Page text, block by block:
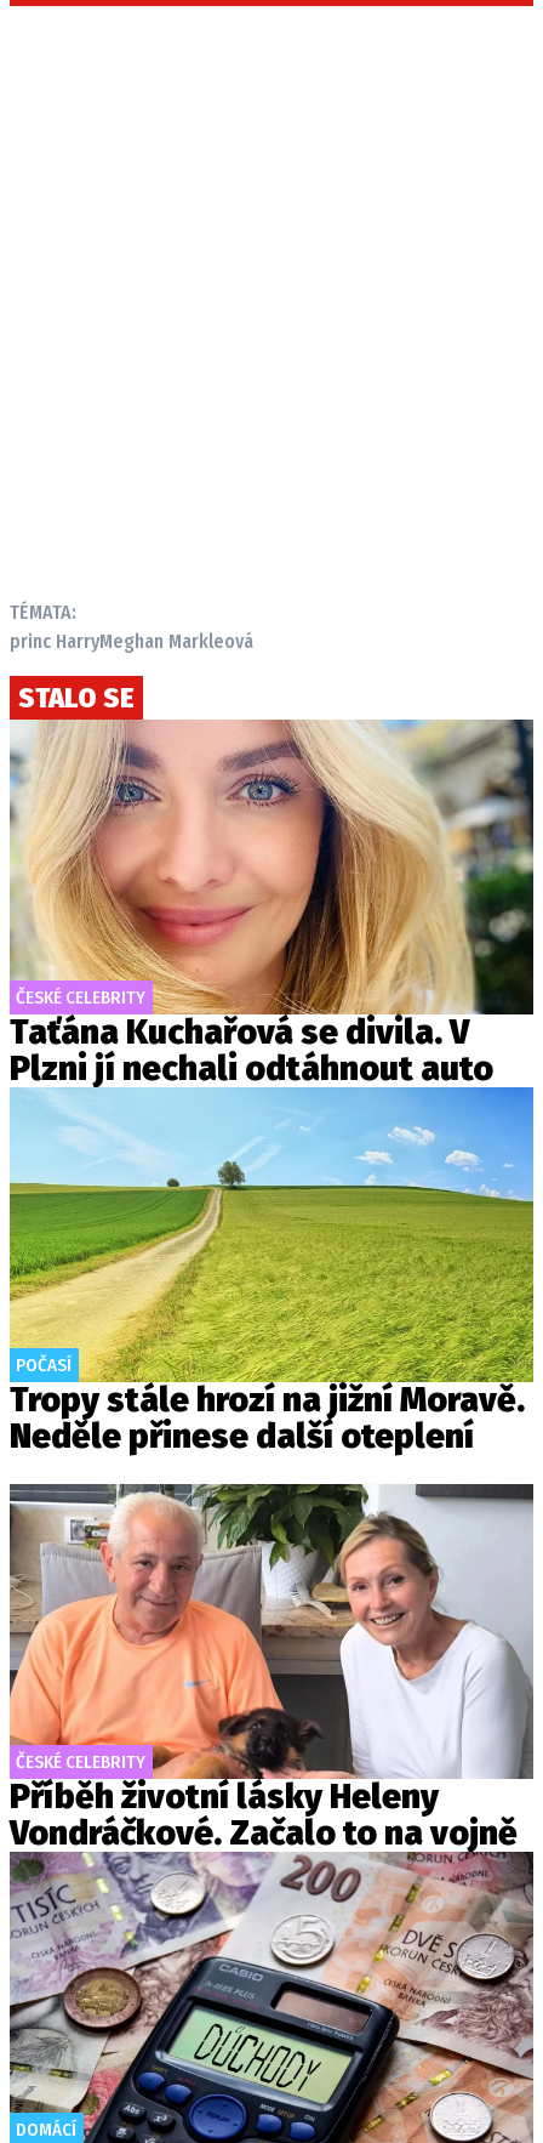
TÉMATA:
princ HarryMeghan Markleová
STALO SE
ČESKÉ CELEBRITY
Taťána Kuchařová se divila. V
Plzni jí nechali odtáhnout auto
POČASÍ
Tropy stále hrozí na jižní Moravě.
Neděle přinese další oteplení
ČESKÉ CELEBRITY
Příběh životní lásky Heleny
Vondráčkové. Začalo to na vojně
DOMÁCÍ